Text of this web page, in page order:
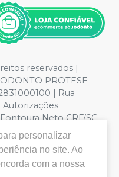
reservados |
PROTESE
| Rua
Autorizações
Neto CRF/SC
Segurança - Fotos
e condições da loja
Em caso de
valor válido é o do
personalizar
no site. Ao
com a nossa